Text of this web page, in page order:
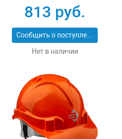
МАСТЕР 1135-XL
813 руб.
Сообщить о поступлении
Нет в наличии